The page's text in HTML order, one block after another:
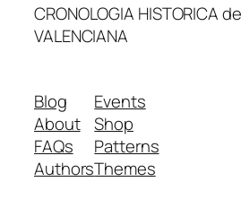
CRONOLOGIA HISTORICA
VALENCIANA
Blog
About
FAQs
Authors
Events
Shop
Patterns
Themes